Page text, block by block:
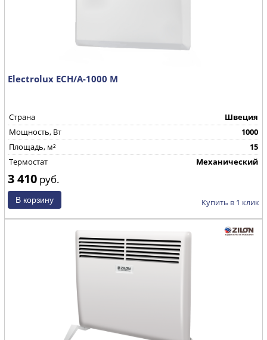
Electrolux ECH/A-1000 M
Страна
Швеция
Mощность, Вт
1000
Площадь, м²
15
Термостат
Механический
3 410 руб.
Купить в 1 клик